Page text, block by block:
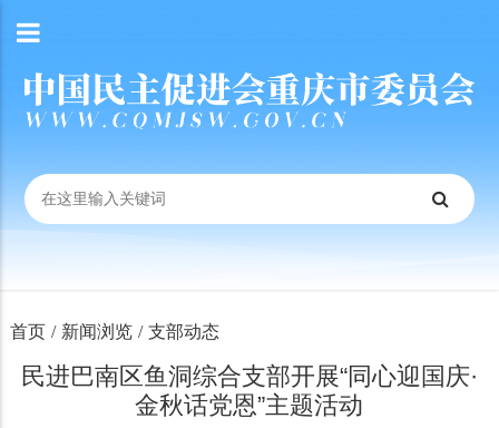
首页 / 新闻浏览 / 支部动态
民进巴南区鱼洞综合支部开展“同心迎国庆·
金秋话党恩”主题活动